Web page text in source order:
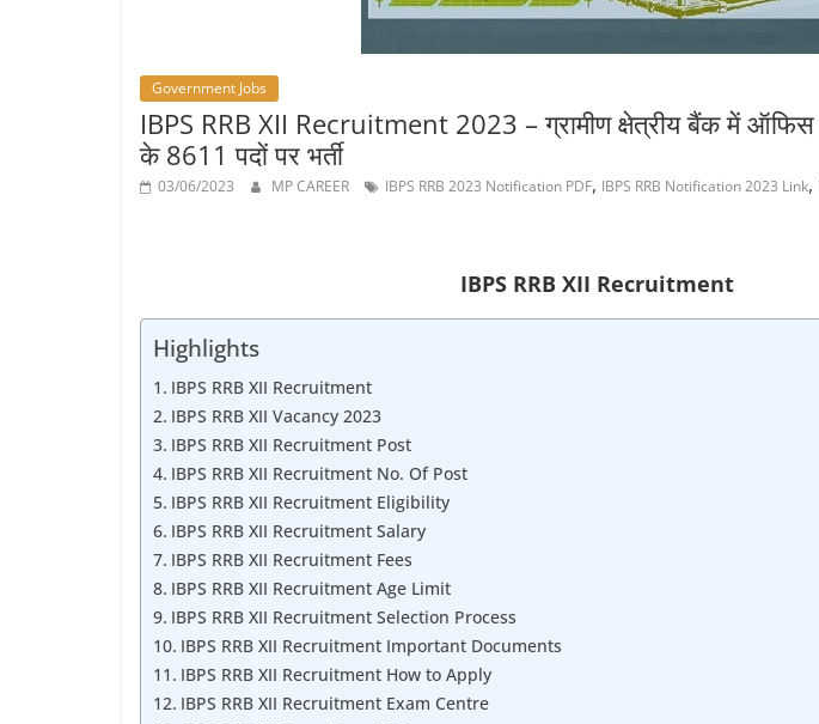
Government Jobs
IBPS RRB XII Recruitment 2023 – ग्रामीण क्षेत्रीय बैंक में
के 8611 पदों पर भर्ती
03/06/2023 MP CAREER IBPS RRB 2023 Notification PDF, IBPS RRB Notification 2023 Link,
IBPS RRB XII Recruitment
Highlights
IBPS RRB XII Recruitment
IBPS RRB XII Vacancy 2023
IBPS RRB XII Recruitment Post
IBPS RRB XII Recruitment No. Of Post
IBPS RRB XII Recruitment Eligibility
IBPS RRB XII Recruitment Salary
IBPS RRB XII Recruitment Fees
IBPS RRB XII Recruitment Age Limit
IBPS RRB XII Recruitment Selection Process
IBPS RRB XII Recruitment Important Documents
IBPS RRB XII Recruitment How to Apply
IBPS RRB XII Recruitment Exam Centre